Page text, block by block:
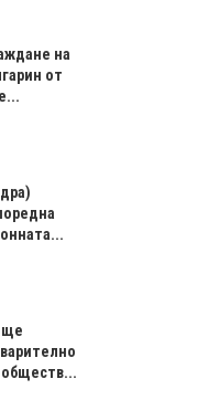
на
от
ще
обществ...